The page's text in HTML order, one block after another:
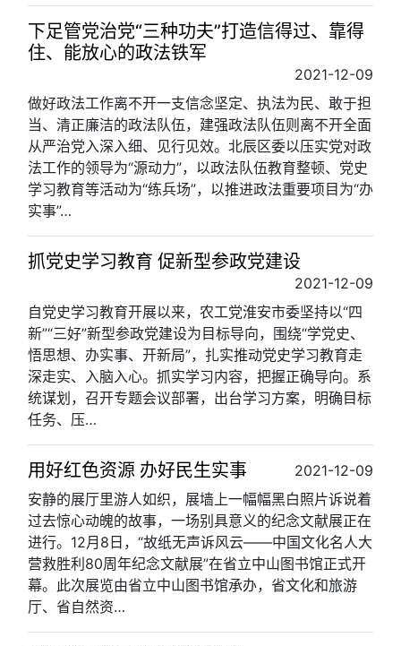
下足管党治党“三种功夫”打造信得过、靠得
住、能放心的政法铁军
2021-12-09
做好政法工作离不开一支信念坚定、执法为民、敢于担
当、清正廉洁的政法队伍，建强政法队伍则离不开全面
从严治党入深入细、见行见效。北辰区委以压实党对政
法工作的领导为“源动力”，以政法队伍教育整顿、党史
学习教育等活动为“练兵场”，以推进政法重要项目为“办
实事”…
抓党史学习教育 促新型参政党建设
2021-12-09
自党史学习教育开展以来，农工党淮安市委坚持以“四
新”“三好”新型参政党建设为目标导向，围绕“学党史、
悟思想、办实事、开新局”，扎实推动党史学习教育走
深走实、入脑入心。抓实学习内容，把握正确导向。系
统谋划，召开专题会议部署，出台学习方案，明确目标
任务、压…
用好红色资源 办好民生实事
2021-12-09
安静的展厅里游人如织，展墙上一幅幅黑白照片诉说着
过去惊心动魄的故事，一场别具意义的纪念文献展正在
进行。12月8日，“故纸无声诉风云——中国文化名人大
营救胜利80周年纪念文献展”在省立中山图书馆正式开
幕。此次展览由省立中山图书馆承办，省文化和旅游
厅、省自然资…